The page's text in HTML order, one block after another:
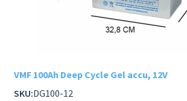
VMF 100Ah Deep Cycle Gel accu, 12V
SKU:DG100-12